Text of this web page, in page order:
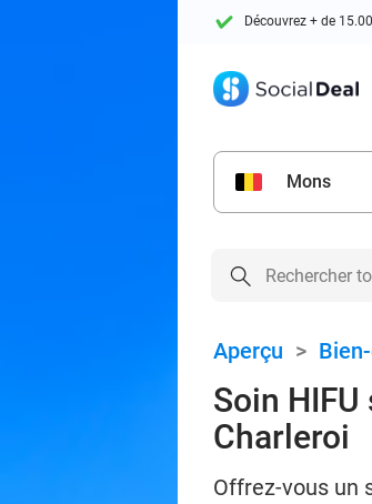
Découvrez + de
Mons
Aperçu >
Soin
Charleroi
Offrez-vous un